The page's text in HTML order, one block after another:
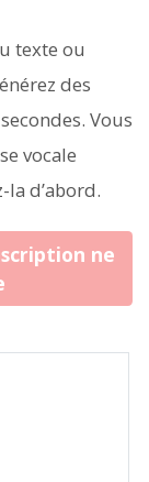
texte ou
des
Vous
vocale
la d’abord.
ne